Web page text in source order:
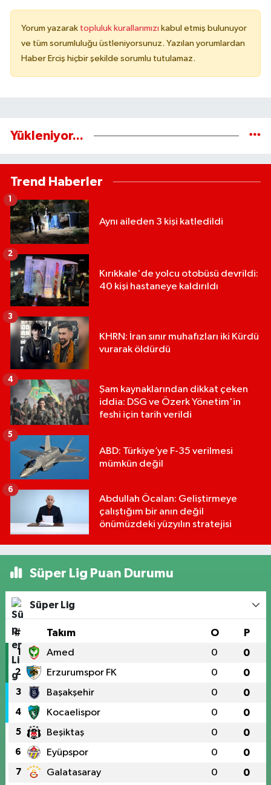
Yorum yazarak topluluk kurallarımızı kabul etmiş bulunuyor
ve tüm sorumluluğu üstleniyorsunuz. Yazılan yorumlardan
Haber Erciş hiçbir şekilde sorumlu tutulamaz.
Yükleniyor...
Trend Haberler
Aynı aileden 3 kişi katledildi
1
Kırıkkale'de yolcu otobüsü devrildi:
40 kişi hastaneye kaldırıldı
2
KHRN: İran sınır muhafızları iki Kürdü
vurarak öldürdü
3
Şam kaynaklarından dikkat çeken
iddia: DSG ve Özerk Yönetim'in
feshi için tarih verildi
4
ABD: Türkiye’ye F-35 verilmesi
mümkün değil
5
Abdullah Öcalan: Geliştirmeye
çalıştığım bir anın değil
önümüzdeki yüzyılın stratejisi
6
Süper Lig Puan Durumu
Süper Lig
# Takım O P
1 Amed 0 0
2 Erzurumspor FK 0 0
3 Başakşehir 0 0
4 Kocaelispor 0 0
5 Beşiktaş 0 0
6 Eyüpspor 0 0
7 Galatasaray 0 0